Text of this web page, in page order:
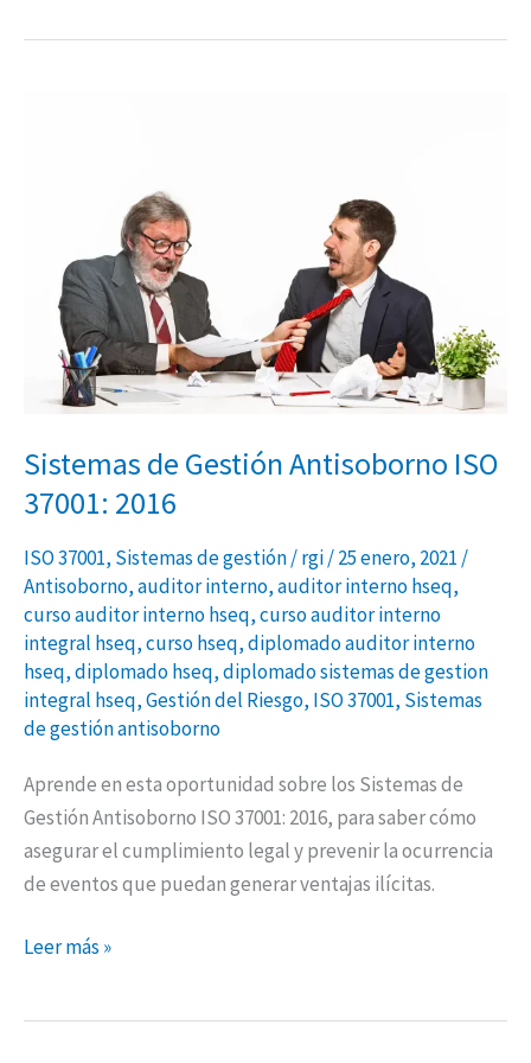
Sistemas de Gestión Antisoborno ISO
37001: 2016
ISO 37001, Sistemas de gestión/rgi/25 enero, 2021/
Antisoborno,auditor interno,auditor interno hseq,
curso auditor interno hseq,curso auditor interno
integral hseq,curso hseq,diplomado auditor interno
hseq,diplomado hseq,diplomado sistemas de gestion
integral hseq,Gestión del Riesgo, ISO 37001, Sistemas
de gestión antisoborno
Aprende en esta oportunidad sobre los Sistemas de
Gestión Antisoborno ISO 37001: 2016, para saber cómo
asegurar el cumplimiento legal y prevenir la ocurrencia
de eventos que puedan generar ventajas ilícitas.
37001:
2016
Leer más »